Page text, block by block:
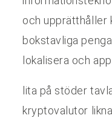
och upprätthåller
bokstavliga
lokalisera och app.
lita på stöder
kryptovalutor